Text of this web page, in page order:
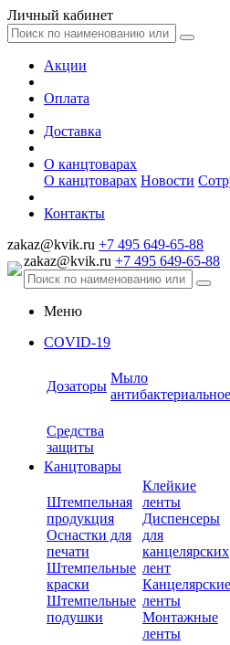
Личный кабинет
Акции
Оплата
Доставка
О канцтоварах
О канцтоварах Новости
Контакты
zakaz@kvik.ru +7 495 649-65-88
zakaz@kvik.ru +7 495 649-65-88
Меню
COVID-19
Дозаторы
Мыло
антибактериальное
Средства
защиты
Канцтовары
Штемпельная
продукция
Оснастки для
печати
Штемпельные
краски
Штемпельные
подушки
Клейкие
ленты
Диспенсеры
для
канцелярских
лент
Канцелярские
ленты
Монтажные
ленты